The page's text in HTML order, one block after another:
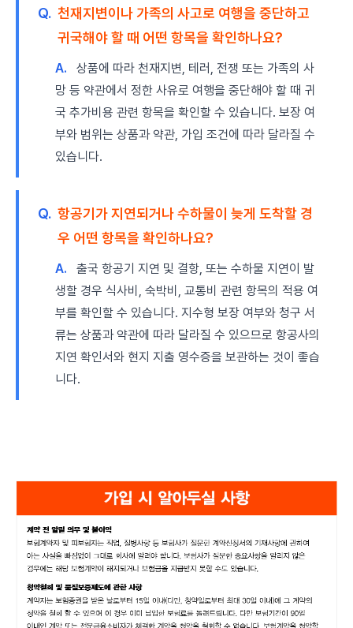
Q. 천재지변이나 가족의 사고로 여행을 중단하고
귀국해야 할 때 어떤 항목을 확인하나요?
A.
상품에 따라 천재지변, 테러, 전쟁 또는 가족의 사
망 등 약관에서 정한 사유로 여행을 중단해야 할 때 귀
국 추가비용 관련 항목을 확인할 수 있습니다. 보장 여
부와 범위는 상품과 약관, 가입 조건에 따라 달라질 수
있습니다.
Q. 항공기가 지연되거나 수하물이 늦게 도착할 경
우 어떤 항목을 확인하나요?
A.
출국 항공기 지연 및 결항, 또는 수하물 지연이 발
생할 경우 식사비, 숙박비, 교통비 관련 항목의 적용 여
부를 확인할 수 있습니다. 지수형 보장 여부와 청구 서
류는 상품과 약관에 따라 달라질 수 있으므로 항공사의
지연 확인서와 현지 지출 영수증을 보관하는 것이 좋습
니다.